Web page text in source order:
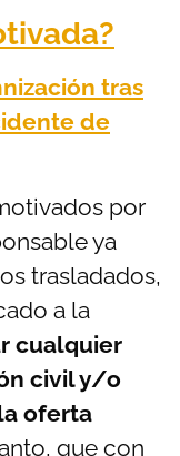
tras
de
por
ya
trasladados,
a la
cualquier
civil y/o
oferta
que con